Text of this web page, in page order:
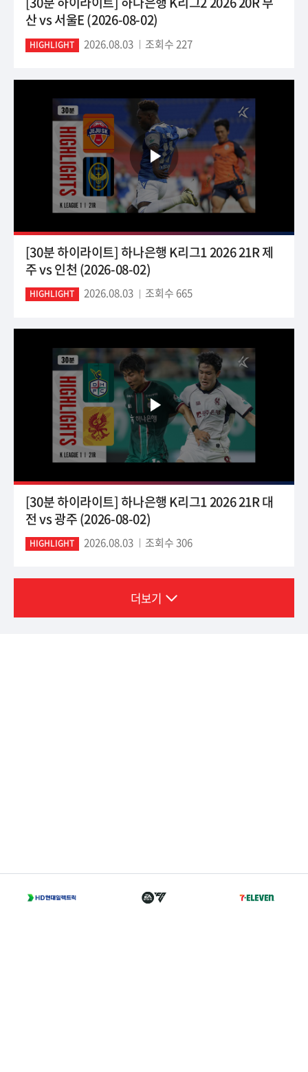
산 vs 서울E (2026-08-02)
HIGHLIGHT 2026.08.03 조회수 227
[30분 하이라이트] 하나은행 K리그1 2026 21R 제
주 vs 인천 (2026-08-02)
HIGHLIGHT 2026.08.03 조회수 665
[30분 하이라이트] 하나은행 K리그1 2026 21R 대
전 vs 광주 (2026-08-02)
HIGHLIGHT 2026.08.03 조회수 306
더보기